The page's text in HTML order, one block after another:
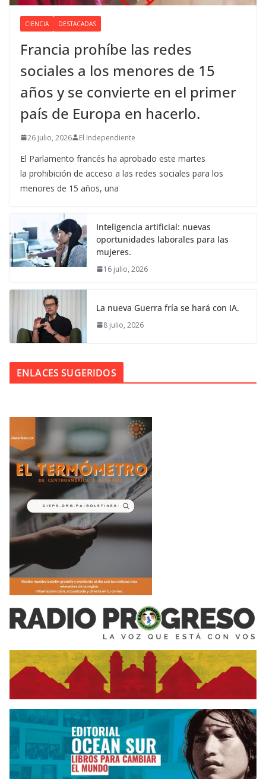
CIENCIA DESTACADAS
Francia prohíbe las redes
sociales a los menores de 15
años y se convierte en el primer
país de Europa en hacerlo.
26 julio, 2026 El Independiente
El Parlamento francés ha aprobado este martes
la prohibición de acceso a las redes sociales para los
menores de 15 años, una
Inteligencia artificial: nuevas
oportunidades laborales para las
mujeres.
16 julio, 2026
La nueva Guerra fría se hará con IA.
8 julio, 2026
ENLACES SUGERIDOS